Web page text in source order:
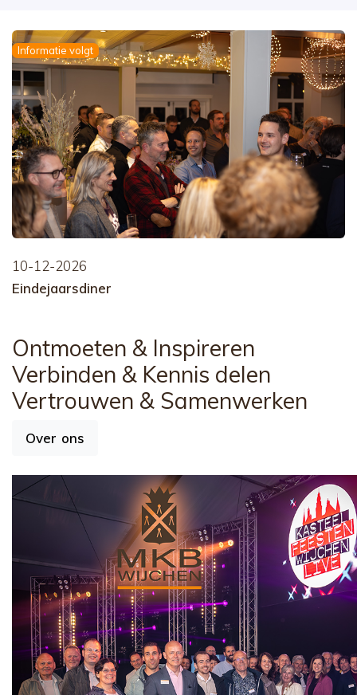
Informatie volgt
10-12-2026
Eindejaarsdiner
Ontmoeten & Inspireren
Verbinden & Kennis delen
Vertrouwen & Samenwerken
Over ons